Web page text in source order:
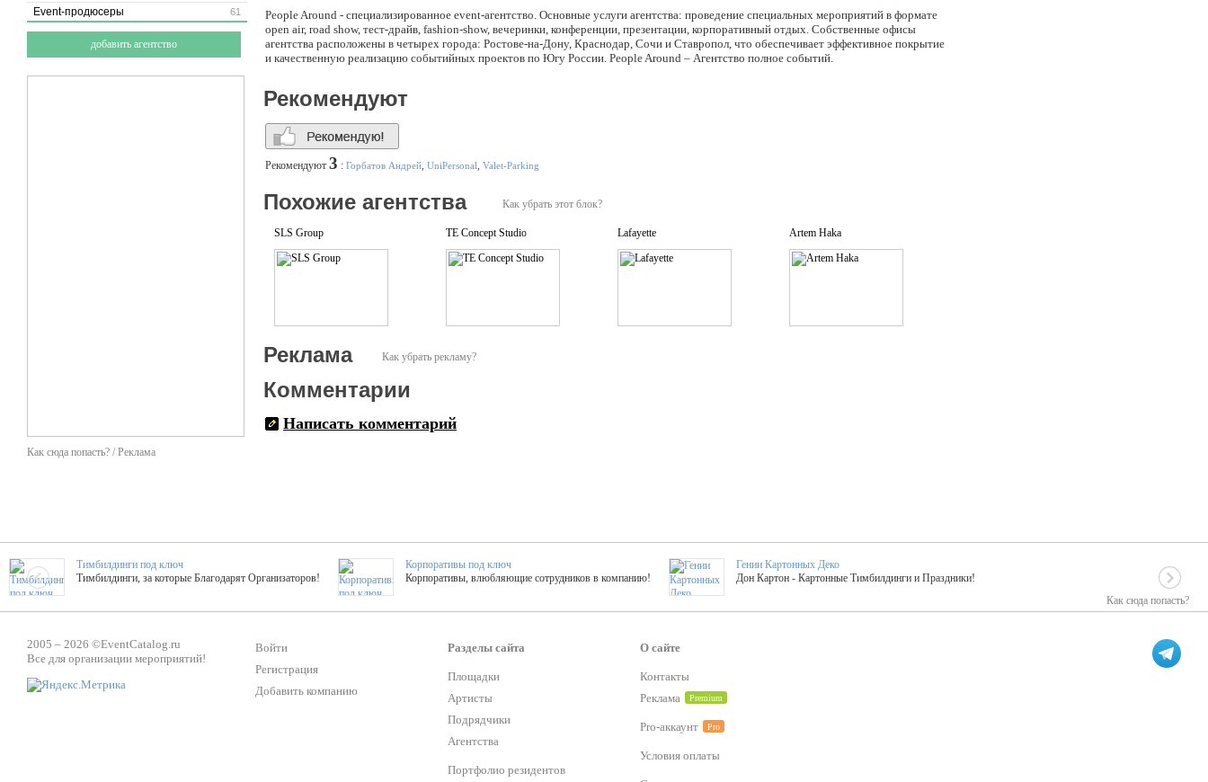
61
Event-продюсеры
добавить агентство
Как сюда попасть? / Реклама
People Around - специализированное event-агентство. Основные услуги агентства: проведение специальных мероприятий в формате
open air, road show, тест-драйв, fashion-show, вечеринки, конференции, презентации, корпоративный отдых. Собственные офисы
агентства расположены в четырех города: Ростове-на-Дону, Краснодар, Сочи и Ставропол, что обеспечивает эффективное покрытие
и качественную реализацию событийных проектов по Югу России. People Around – Агентство полное событий.
Рекомендуют
Рекомендуют 3 : Горбатов Андрей UniPersonal Valet-Parking
Как убрать этот блок?
Похожие агентства
SLS Group TE Concept Studio Lafayette Artem Haka
Как убрать рекламу?
Реклама
Комментарии
Написать комментарий
Как сюда попасть?
Тимбилдинги под ключ
Тимбилдинги, за которые Благодарят Организаторов!
Корпоративы под ключ
Корпоративы, влюбляющие сотрудников в компанию!
Гении Картонных Деко
Дон Картон - Картонные Тимбилдинги и Праздники!
ТОПовые мастер-классы на мероприятие! Гибкие цены!
Более 420 мастер-классов на выезде на мероприятие!
Мастер-классы
ТОП 25 активностей! Смета за 15 минут!
Букинг компания №1
2005 – 2026 ©EventCatalog.ru
Все для организации мероприятий!
Войти
Регистрация
Добавить компанию
Разделы сайта
Площадки
Артисты
Подрядчики
Агентства
Портфолио резидентов
О сайте
Контакты
Реклама
Premium
Pro-аккаунт Pro
Условия оплаты